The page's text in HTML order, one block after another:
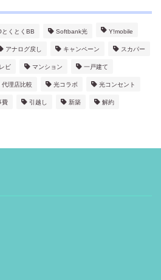
とくとくBB Softbank光 Y!mobile
アナログ戻し キャンペーン スカパー
ビ マンション 一戸建て
代理店比較 光コラボ 光コンセント
費 引越し 新築 解約